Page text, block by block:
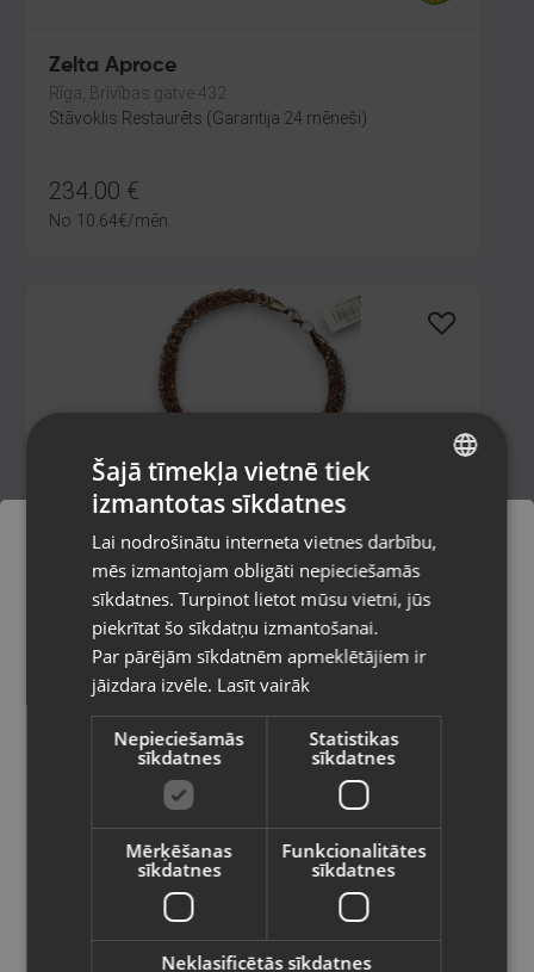
Zelta Aproce
Rīga, Brīvības gatve 432
Stāvoklis Restaurēts (Garantija 24 mēneši)
234.00 €
No 10.64€/mēn.
Zelta aproce
Ventspils, Kuldīgas iela 26
Stāvoklis Restaurēts (Garantija 24 mēneši)
437.00€
€ /mēn.
Zelts Aproce
Pasūtījumi tiks piegādāti uz
izvēlēto valsti
Vietnes saturs būs attēlots izvēlētajā
valodā
Valsts
Latviešu / Latvian
RUSSIAN
Šajā tīmekļa vietnē tiek
izmantotas sīkdatnes
Lai nodrošinātu interneta vietnes darbību,
mēs izmantojam obligāti nepieciešamās
sīkdatnes. Turpinot lietot mūsu vietni, jūs
piekrītat šo sīkdatņu izmantošanai.
Par pārējām sīkdatnēm apmeklētājiem ir
jāizdara izvēle. Lasīt vairāk
Nepieciešamās
sīkdatnes
Statistikas
sīkdatnes
Mērķēšanas
sīkdatnes
Funkcionalitātes
sīkdatnes
Neklasificētās sīkdatnes